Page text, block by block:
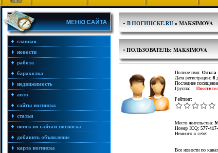
МЕНЮ САЙТА
главная
новости
работа
барахолка
недвижимость
авто
сайты ногинска
статьи
поиск по сайтам ногинска
добавить объявление
карта ногинска
• В НОГИНСКЕ.RU» MAKSIMOVA
• ПОЛЬЗОВАТЕЛЬ: MAKSIMOVA
Полное имя: Ольга
Дата регистрации: 8
Последнее
Группа:
Рейтинг:
Место жительства:
Номер ICQ: 577-
Немного о себе:
Все новости по